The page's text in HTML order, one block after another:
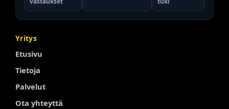
Yritys
Etusivu
Tietoja
Palvelut
Ota yhteyttä